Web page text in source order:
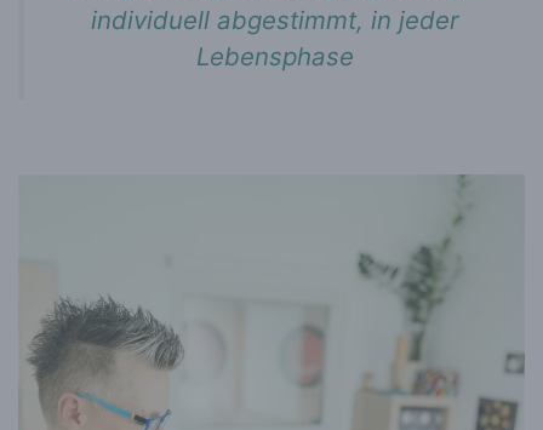
individuell abgestimmt, in jeder
Lebensphase